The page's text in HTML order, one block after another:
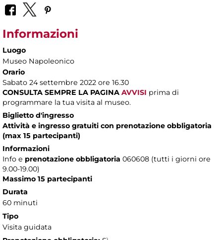
Informazioni
Luogo
Museo Napoleonico
Orario
Sabato 24 settembre 2022 ore 16.30
CONSULTA SEMPRE LA PAGINA AVVISI prima di
programmare la tua visita al museo.
Biglietto d'ingresso
Attività e ingresso gratuiti con prenotazione obbligatoria
(max 15 partecipanti)
Informazioni
Info e prenotazione obbligatoria 060608 (tutti i giorni ore
9.00-19.00)
Massimo 15 partecipanti
Durata
60 minuti
Tipo
Visita guidata